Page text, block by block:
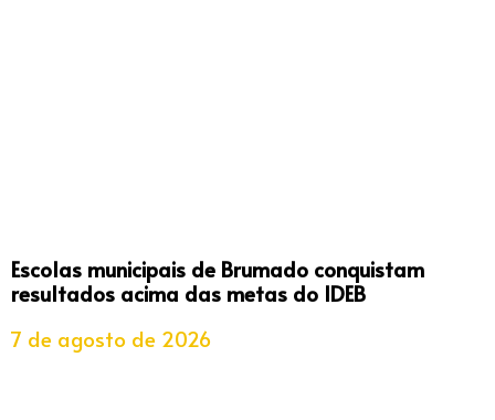
Escolas municipais de Brumado conquistam
resultados acima das metas do IDEB
7 de agosto de 2026